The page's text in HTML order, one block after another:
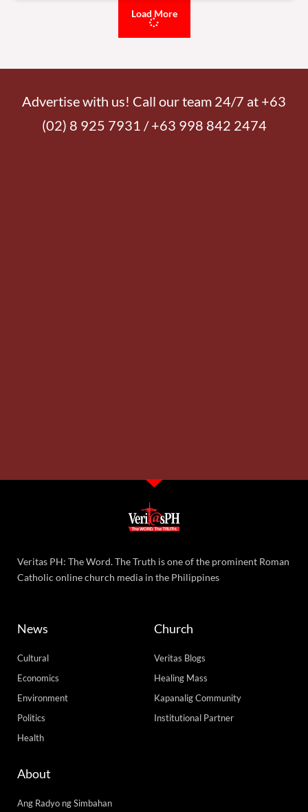
Load More
Advertise with us! Call our team 24/7 at +63
(02) 8 925 7931 / +63 998 842 2474
Veritas PH: The Word. The Truth is one of the prominent Roman
Catholic online church media in the Philippines
News
Cultural
Economics
Environment
Politics
Health
Church
Veritas Blogs
Healing Mass
Kapanalig Community
Institutional Partner
About
Ang Radyo ng Simbahan